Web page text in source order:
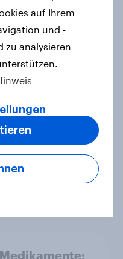
Familien
auf Ihrem
und -
zu analysieren